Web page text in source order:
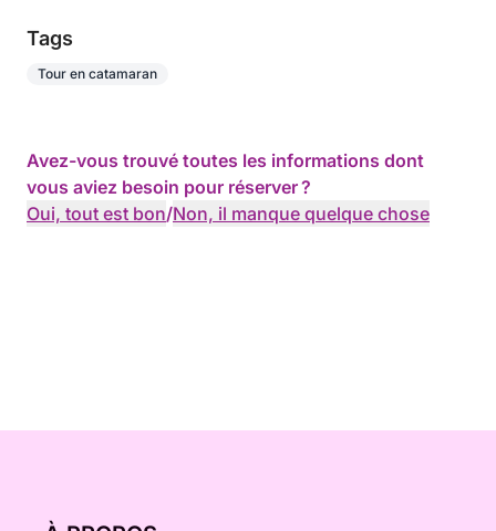
Tags
Tour en catamaran
Avez-vous trouvé toutes les informations dont
vous aviez besoin pour réserver ?
Oui, tout est bon/Non, il manque quelque chose